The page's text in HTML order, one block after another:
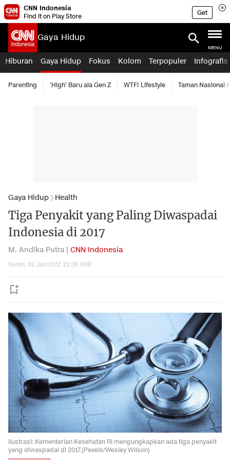
CNN Indonesia
Find it on Play Store
Get
Gaya Hidup
MENU
Hiburan Gaya Hidup Fokus Kolom Terpopuler Infografis
Parenting 'High' Baru ala Gen Z WTF! Lifestyle Taman Nasional
Gaya Hidup Health
Tiga Penyakit yang Paling Diwaspadai
Indonesia di 2017
M. Andika Putra | CNN Indonesia
Senin, 02 Jan 2017 15:36 WIB
ilustrasi: Kementerian Kesehatan RI mengungkapkan ada tiga penyakit
yang diwaspadai di 2017.(Pexels/Wesley Wilson)